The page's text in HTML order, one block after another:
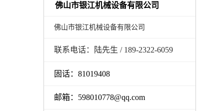
佛山市银江机械设备有限公司
佛山市银江机械设备有限公司
联系电话：陆先生 / 189-2322-6059
固话：81019408
邮箱：598010778@qq.com